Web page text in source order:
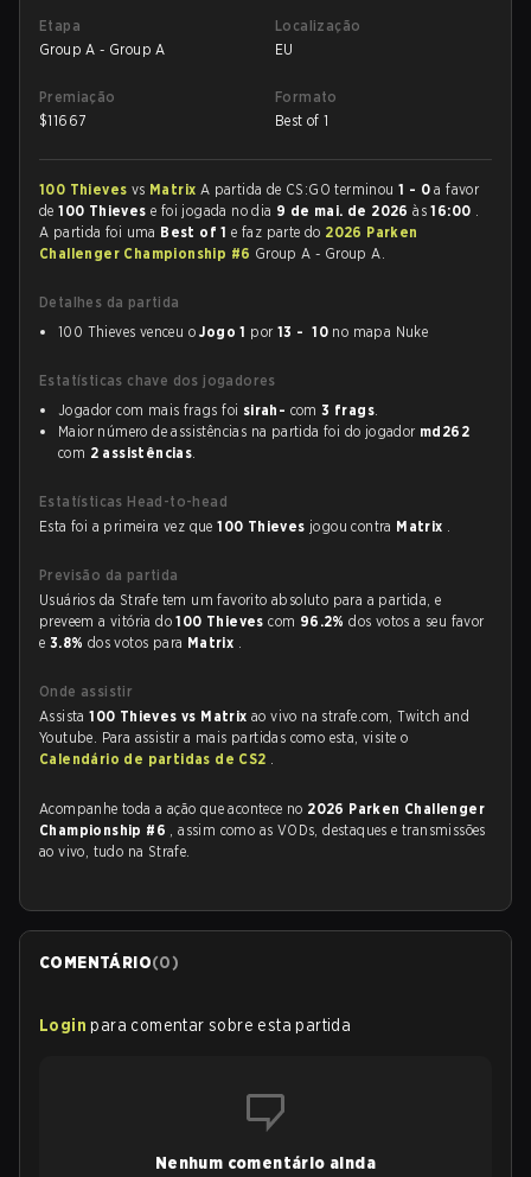
Etapa
Group A - Group A
Localização
EU
Premiação
$11667
Formato
Best of 1
100 Thieves vs Matrix A partida de CS:GO terminou1 - 0 a favor
de100 Thievese foi jogada no dia 9 de mai. de 2026às16:00 .
A partida foi uma Best of 1e faz parte do 2026 Parken
Challenger Championship #6 Group A - Group A.
Detalhes da partida
100 Thieves venceu oJogo 1 por 13 - 10 no mapa Nuke
Estatísticas chave dos jogadores
Jogador com mais frags foi sirah- com3 frags.
Maior número de assistências na partida foi do jogador md262
com 2 assistências.
Estatísticas Head-to-head
Esta foi a primeira vez que100 Thieves jogou contra Matrix .
Previsão da partida
Usuários da Strafe tem um favorito absoluto para a partida, e
preveem a vitória do100 Thievescom 96.2%dos votos a seu favor
e 3.8% dos votos para Matrix .
Onde assistir
Assista100 Thieves vs Matrixao vivo na strafe.com, Twitch and
Youtube. Para assistir a mais partidas como esta, visite o
Calendário de partidas de CS2 .
Acompanhe toda a ação que acontece no 2026 Parken Challenger
Championship #6 , assim como as VODs, destaques e transmissões
ao vivo, tudo na Strafe.
COMENTÁRIO(0)
Login para comentar sobre esta partida
Nenhum comentário ainda